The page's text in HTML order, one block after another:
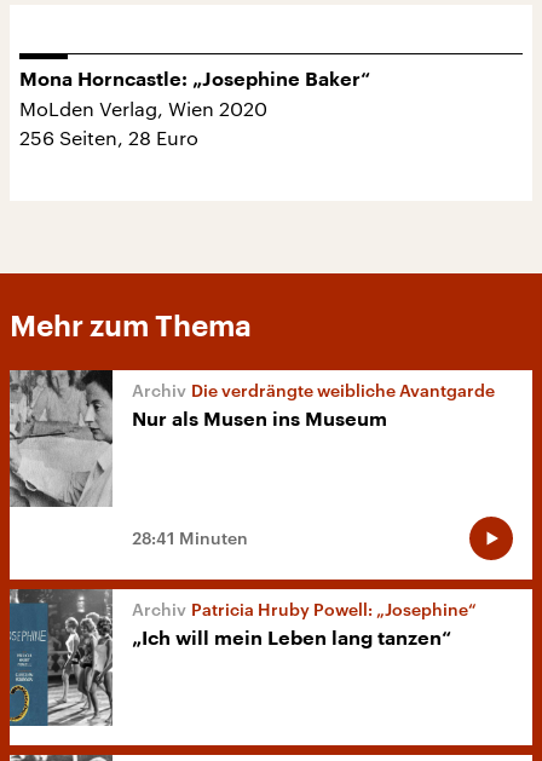
Mona Horncastle: „Josephine Baker“
MoLden Verlag, Wien 2020
256 Seiten, 28 Euro
Mehr zum Thema
Die verdrängte weibliche Avantgarde
Nur als Musen ins Museum
28:41 Minuten
Patricia Hruby Powell: „Josephine“
„Ich will mein Leben lang tanzen“